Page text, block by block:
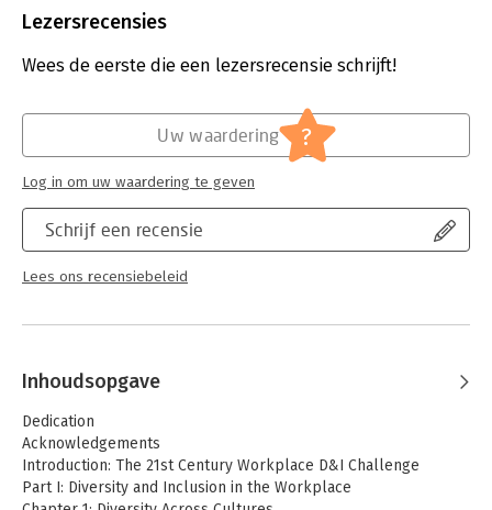
Verschijningsdatum:
Hoofdrubriek: Personeelsmanagement
Lezersrecensies
Wees de eerste die een lezersrecensie schrijft!
Schrijf een recensie
Lees ons recensiebeleid
Uw waardering ?
Log in om uw waardering te geven
Inhoudsopgave
Dedication
Acknowledgements
Introduction: The 21st Century Workplace D&I Challenge
Part I: Diversity and Inclusion in the Workplace